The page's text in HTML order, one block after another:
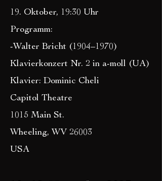
19. Oktober, 19:30 Uhr
Programm:
-Walter Bricht (1904–1970)
Klavierkonzert Nr. 2 in a-moll (UA)
Klavier: Dominic Cheli
Capitol Theatre
1015 Main St.
Wheeling, WV 26003
USA